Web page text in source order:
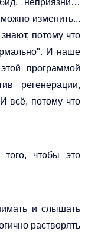
неприязни…
изменить...
потому что
И наше
программой
регенерации,
всё, потому что
чтобы это
и слышать
растворять